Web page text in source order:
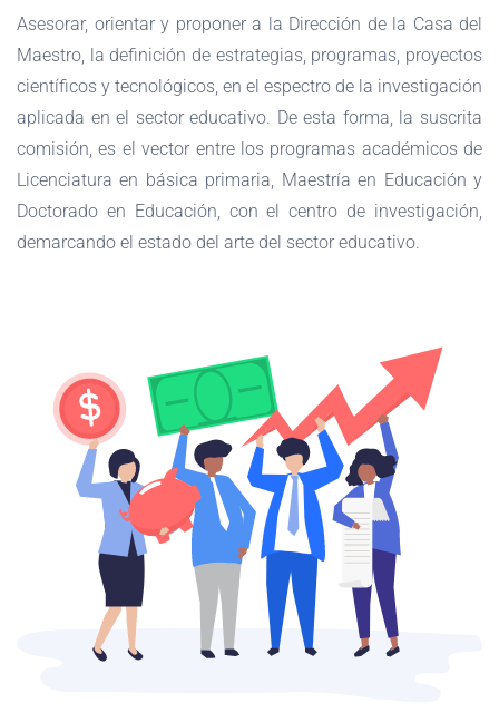
Asesorar, orientar y proponer a la Dirección de la Casa del
Maestro, la definición de estrategias, programas, proyectos
científicos y tecnológicos, en el espectro de la investigación
aplicada en el sector educativo. De esta forma, la suscrita
comisión, es el vector entre los programas académicos de
Licenciatura en básica primaria, Maestría en Educación y
Doctorado en Educación, con el centro de investigación,
demarcando el estado del arte del sector educativo.